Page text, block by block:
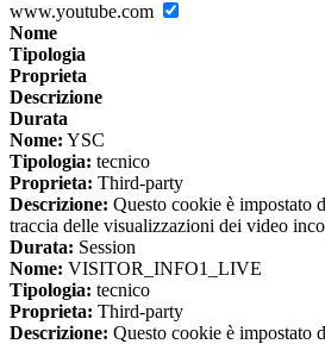
www.youtube.com
Nome
Tipologia
Proprieta
Descrizione
Durata
Nome: YSC
Tipologia: tecnico
Proprieta: Third-party
Descrizione: Questo cookie è impostato
traccia delle visualizzazioni dei video
Durata: Session
Nome: VISITOR_INFO1_LIVE
Tipologia: tecnico
Proprieta: Third-party
Descrizione: Questo cookie è impostato